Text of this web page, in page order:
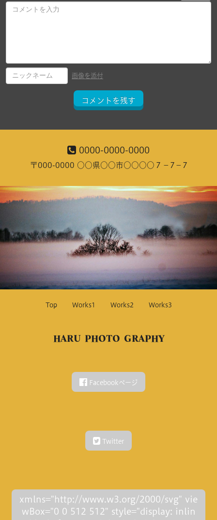
画像を添付
コメントを残す
0000-0000-0000
〒000-0000 ○○県○○市○○○○７－7－7
Top Works1 Works2 Works3
HARU PHOTO GRAPHY
Facebookページ
Twitter
xmlns="http://www.w3.org/2000/svg" vie
wBox="0 0 512 512" style="display: inlin